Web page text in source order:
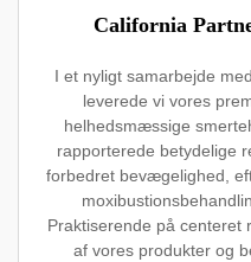
California
I et nyligt samarbejde
leverede vi vores
helhedsmæssige
rapporterede betydelige
forbedret bevægelighed,
Praktiserende på centeret
af vores produkter og